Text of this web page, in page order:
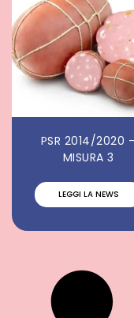
PSR 2014/2020 –
MISURA 3
LEGGI LA NEWS